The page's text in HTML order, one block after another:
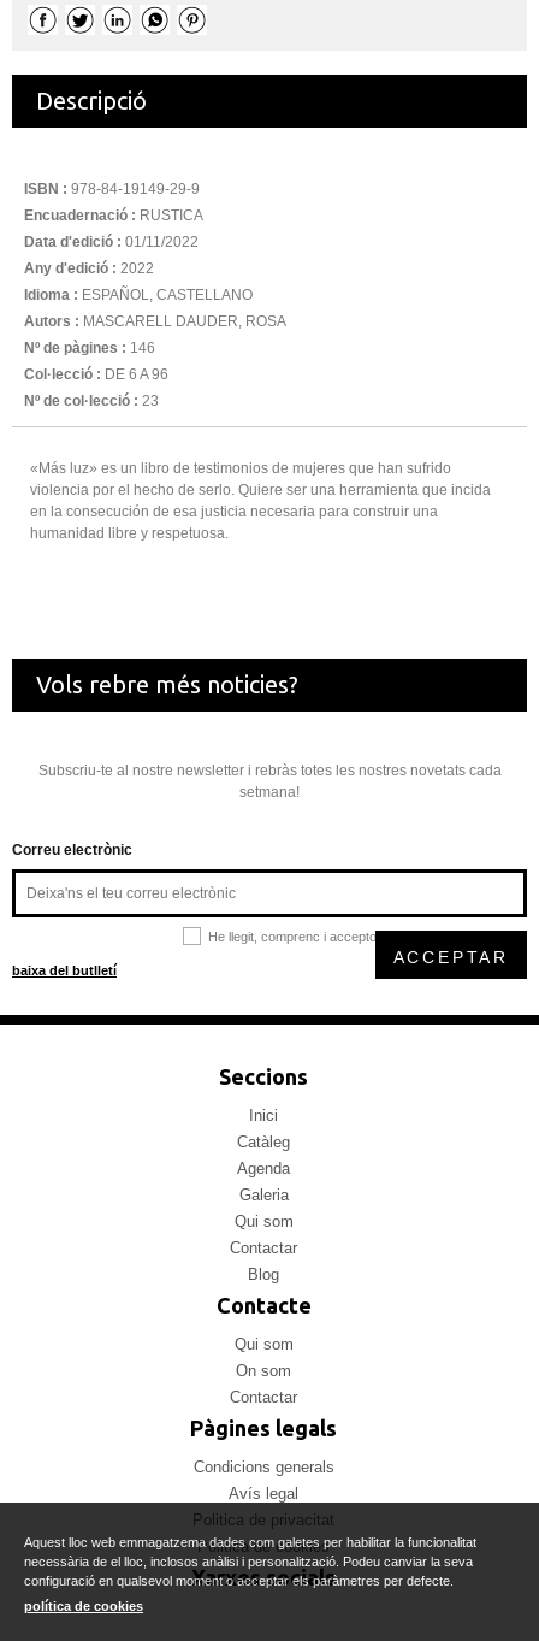
Descripció
ISBN : 978-84-19149-29-9
Encuadernació : RUSTICA
Data d'edició : 01/11/2022
Any d'edició : 2022
Idioma : ESPAÑOL, CASTELLANO
Autors : MASCARELL DAUDER, ROSA
Nº de pàgines : 146
Col·lecció : DE 6 A 96
Nº de col·lecció : 23
«Más luz» es un libro de testimonios de mujeres que han sufrido
violencia por el hecho de serlo. Quiere ser una herramienta que incida
en la consecución de esa justicia necesaria para construir una
humanidad libre y respetuosa.
Vols rebre més noticies?
Subscriu-te al nostre newsletter i rebràs totes les nostres novetats cada
setmana!
Correu electrònic
He llegit, comprenc i accepto la
baixa del butlletí
ACCEPTAR
Seccions
Inici
Catàleg
Agenda
Galeria
Qui som
Contactar
Blog
Contacte
Qui som
On som
Contactar
Pàgines legals
Condicions generals
Avís legal
Politica de privacitat
Politica de cookies
Xarxes socials
Aquest lloc web emmagatzema dades com galetes per habilitar la funcionalitat
necessària de el lloc, inclosos anàlisi i personalització. Podeu canviar la seva
configuració en qualsevol moment o acceptar els paràmetres per defecte.
política de cookies